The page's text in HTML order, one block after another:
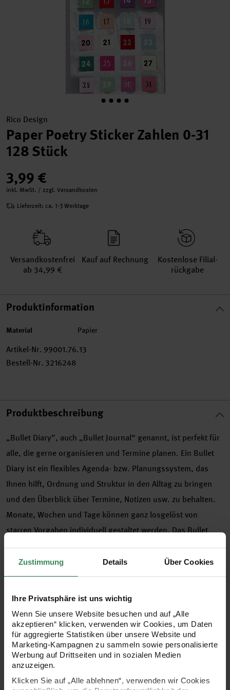
Zustimmung Details Über Cookies
Ihre Privatsphäre ist uns wichtig
Wenn Sie unsere Website besuchen und auf „Alle
akzeptieren“ klicken, verwenden wir Cookies, um Daten
für aggregierte Statistiken über unsere Website und
Marketing-Kampagnen zu sammeln sowie personalisierte
Werbung auf Drittseiten und in sozialen Medien
anzuzeigen.
Klicken Sie auf „Alle ablehnen“, verwenden wir Cookies
Rico Design
Paper Poetry Sticker Zahlen 0-31
128 Stück
3,99 €
inkl. MwSt. / zzgl. Versandkosten
Lieferzeit: ca. 1-3 Werktage
Versand­kosten­frei
ab 34,99 €
Kauf auf Rechnung
Kosten­lose Filial­
rückgabe
Produktinformation
Material Papier
Artikel-Nr. 99001.76.13
Bestell-Nr. 3216248
Produktbeschreibung
„Bullet Diary”, auch „Bullet Journal“ genannt, ist perfekt für
alle, die gerne organisieren und Termine planen. Ein Bullet
Diary ist ein flexibles Agenda- bzw. Planungssystem, das
Ihnen hilft, Ordnung und Struktur in den Alltag zu bringen
und den Überblick über Termine, Notizen usw. zu behalten.
Monate, Wochen und Tage können ganz losgelöst von
starren Vorgaben individuell gestaltet werden. Das Bullet
Diary bietet Platz zum Planen von persönlichen Zielen, Ideen
und Aufgaben. Gestalten Sie Trainingspläne, Packlisten,
Rezepte, Wunschlisten und vieles mehr. Die Listen und Pläne
Diary ist Terminkalender, Notiz- und Skizzenbuch in einem.
Unser Sortiment umfasst passende Sticker in hilfreichen
Designs, die Sie bei der Gestaltung Ihres Bullet Diarys
unterstützen. Die Sticker sind mit coolen Neon-Akzenten
veredelt.